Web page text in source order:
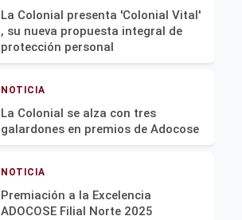
La Colonial presenta 'Colonial Vital'
, su nueva propuesta integral de
protección personal
NOTICIA
La Colonial se alza con tres
galardones en premios de Adocose
NOTICIA
Premiación a la Excelencia
ADOCOSE Filial Norte 2025